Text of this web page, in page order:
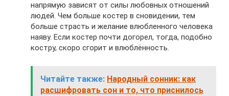
напрямую зависят от силы любовных отношений
людей. Чем больше костер в сновидении, тем
больше страсть и желание влюбленного человека
наяву. Если костер почти догорел, тогда, подобно
костру, скоро сгорит и влюблённость.
Читайте также: Народный сонник: как
расшифровать сон и то, что приснилось